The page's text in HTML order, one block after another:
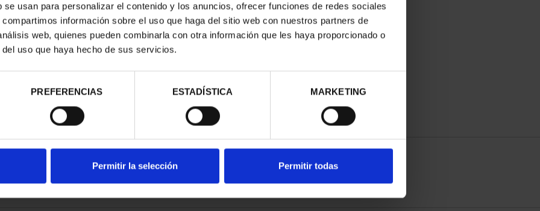
usan para personalizar el contenido y los anuncios, ofrecer funciones de redes sociales
información sobre el uso que haga del sitio web con nuestros partners de
web, quienes pueden combinarla con otra información que les haya proporcionado o
uso que haya hecho de sus servicios.
PREFERENCIAS ESTADÍSTICA MARKETING
Permitir la selección Permitir todas
PROVINCIA